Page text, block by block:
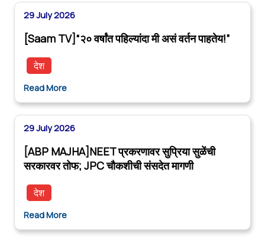
29 July 2026
[Saam TV]“२० वर्षांत पहिल्यांदा मी असं वर्तन पाहतेय!”
देश
Read More
29 July 2026
[ABP MAJHA]NEET प्रकरणावर सुप्रिया सुळेंची
सरकारवर तोफ; JPC चौकशीची संसदेत मागणी
देश
Read More